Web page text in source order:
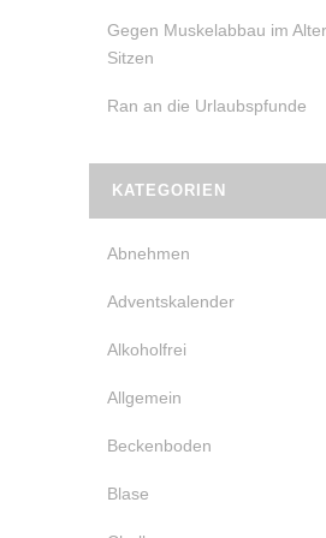
Gegen Muskelabbau im
Sitzen
Ran an die Urlaubspfunde
KATEGORIEN
Abnehmen
Adventskalender
Alkoholfrei
Allgemein
Beckenboden
Blase